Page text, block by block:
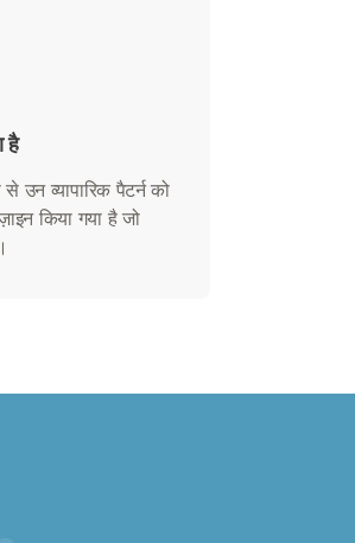
है
से उन व्यापारिक पैटर्न को
किया गया है जो